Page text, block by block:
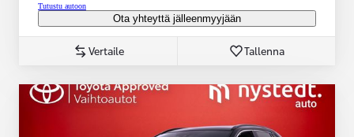
Tutustu autoon
Ota yhteyttä jälleenmyyjään
Vertaile Tallenna